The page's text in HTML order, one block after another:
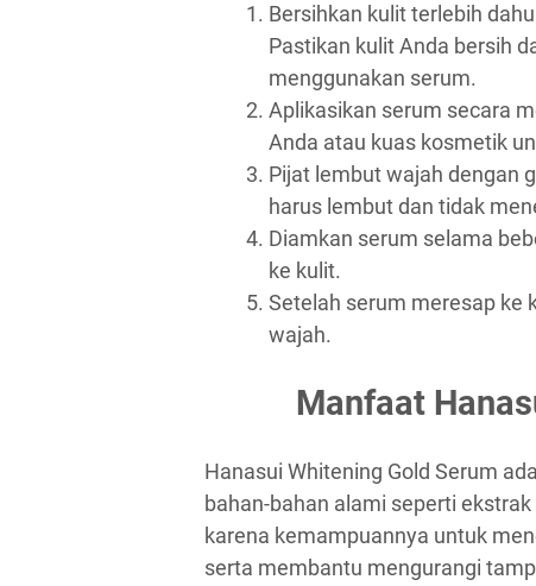
Bersihkan kulit terlebih
Pastikan kulit Anda bersih
menggunakan serum.
Aplikasikan serum secara
Anda atau kuas kosmetik
Pijat lembut wajah dengan
harus lembut dan tidak
Diamkan serum selama
ke kulit.
Setelah serum meresap ke
wajah.
Manfaat
Hanasui Whitening Gold Serum
bahan-bahan alami seperti
karena kemampuannya untuk
serta membantu mengurangi